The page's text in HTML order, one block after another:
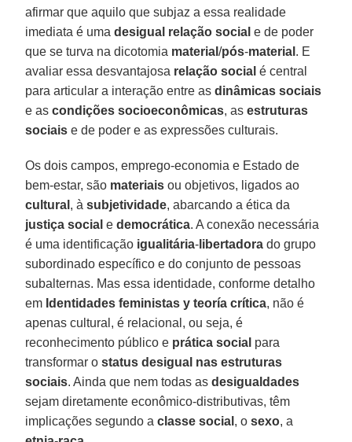
afirmar que aquilo que subjaz a essa realidade
imediata é umadesigual relação social e de poder
que se turva na dicotomia material/pós-material . E
avaliar essa desvantajosa relação social é central
para articular a interação entre asdinâmicas sociais
e ascondições socioeconômicas, asestruturas
sociais e de poder e as expressões culturais.
Os dois campos, emprego-economia e Estado de
bem-estar, são materiais ou objetivos, ligados ao
cultural , àsubjetividade, abarcando a ética da
justiça social edemocrática. A conexão necessária
é uma identificação igualitária- libertadora do grupo
subordinado específico e do conjunto de pessoas
subalternas. Mas essa identidade, conforme detalho
em Identidades feministas y teoría crítica, não é
apenas cultural, é relacional, ou seja, é
reconhecimento público e prática social para
transformar ostatus desigual nas estruturas
sociais. Ainda que nem todas asdesigualdades
sejam diretamente econômico-distributivas, têm
implicações segundo aclasse social , osexo, a